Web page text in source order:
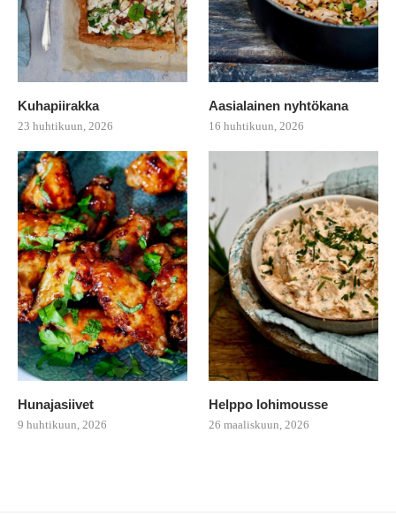
Kuhapiirakka
23 huhtikuun, 2026
Aasialainen nyhtökana
16 huhtikuun, 2026
Hunajasiivet
9 huhtikuun, 2026
Helppo lohimousse
26 maaliskuun, 2026